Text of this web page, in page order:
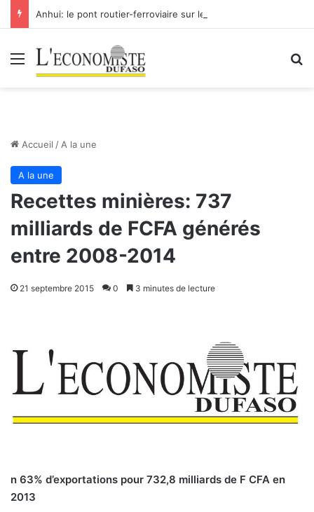
Menu
Accueil / A la une
A la une
Recettes minières: 737
milliards de FCFA générés
entre 2008-2014
21 septembre 2015 0 3 minutes de lecture
n 63% d’exportations pour 732,8 milliards de F CFA en
2013